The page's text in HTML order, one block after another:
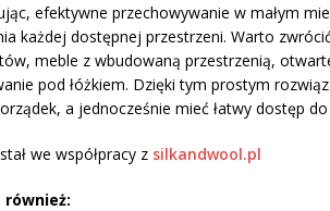
efektywne przechowywanie w małym
każdej dostępnej przestrzeni. Warto
meble z wbudowaną przestrzenią,
pod łóżkiem. Dzięki tym prostym
a jednocześnie mieć łatwy dostęp
we współpracy z silkandwool.pl